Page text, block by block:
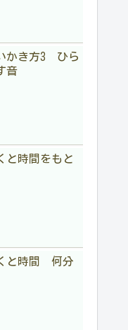
かき方3 ひら
音
時間をもと
と時間 何分